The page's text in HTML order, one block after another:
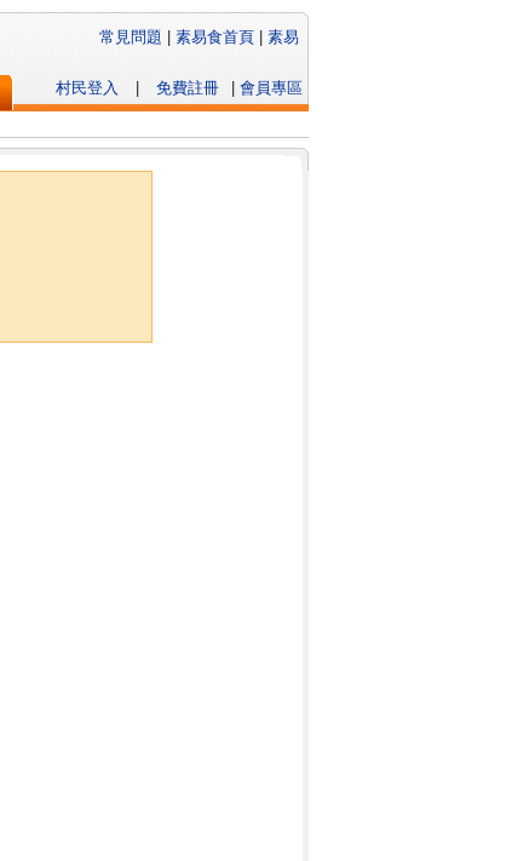
| 會員專區
免費註冊
|
村民登入
常見問題 | 素易食首頁 | 素易